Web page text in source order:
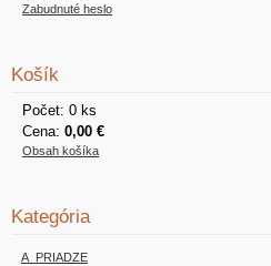
Zabudnuté heslo
Košík
Počet: 0 ks
Cena: 0,00 €
Obsah košíka
Kategória
A_PRIADZE